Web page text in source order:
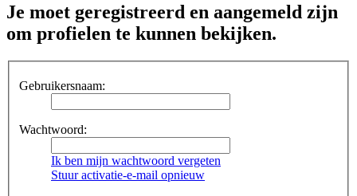
Je moet geregistreerd en aangemeld zijn
om profielen te kunnen bekijken.
Gebruikersnaam:
Wachtwoord:
Ik ben mijn wachtwoord vergeten
Stuur activatie-e-mail opnieuw